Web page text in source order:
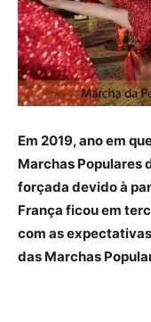
Em 2019, ano em
Marchas Populares
forçada devido à
França ficou em
com as
das Marchas